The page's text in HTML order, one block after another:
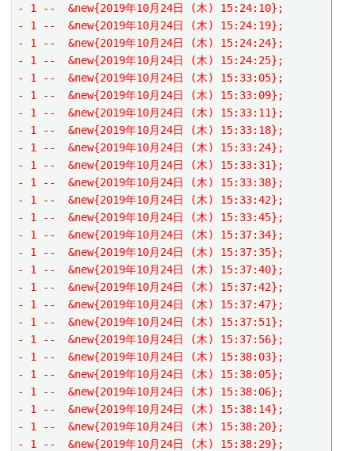
- 1 --  &new{2019年10月24日 (木) 15:24:10};
- 1 --  &new{2019年10月24日 (木) 15:24:19};
- 1 --  &new{2019年10月24日 (木) 15:24:24};
- 1 --  &new{2019年10月24日 (木) 15:24:25};
- 1 --  &new{2019年10月24日 (木) 15:33:05};
- 1 --  &new{2019年10月24日 (木) 15:33:09};
- 1 --  &new{2019年10月24日 (木) 15:33:11};
- 1 --  &new{2019年10月24日 (木) 15:33:18};
- 1 --  &new{2019年10月24日 (木) 15:33:24};
- 1 --  &new{2019年10月24日 (木) 15:33:31};
- 1 --  &new{2019年10月24日 (木) 15:33:38};
- 1 --  &new{2019年10月24日 (木) 15:33:42};
- 1 --  &new{2019年10月24日 (木) 15:33:45};
- 1 --  &new{2019年10月24日 (木) 15:37:34};
- 1 --  &new{2019年10月24日 (木) 15:37:35};
- 1 --  &new{2019年10月24日 (木) 15:37:40};
- 1 --  &new{2019年10月24日 (木) 15:37:42};
- 1 --  &new{2019年10月24日 (木) 15:37:47};
- 1 --  &new{2019年10月24日 (木) 15:37:51};
- 1 --  &new{2019年10月24日 (木) 15:37:56};
- 1 --  &new{2019年10月24日 (木) 15:38:03};
- 1 --  &new{2019年10月24日 (木) 15:38:05};
- 1 --  &new{2019年10月24日 (木) 15:38:06};
- 1 --  &new{2019年10月24日 (木) 15:38:14};
- 1 --  &new{2019年10月24日 (木) 15:38:20};
- 1 --  &new{2019年10月24日 (木) 15:38:29};